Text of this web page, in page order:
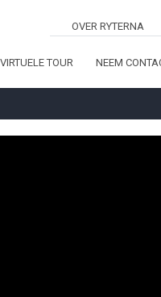
OVER RYTERNA
VIRTUELE TOUR NEEM